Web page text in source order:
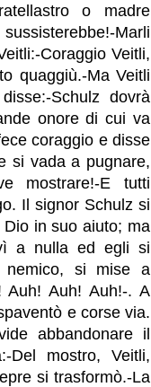
o madre
Marli
Coraggio Veitli,
quaggiù.-Ma Veitli
Schulz dovrà
onore di cui va
coraggio e disse
si vada a pugnare,
mostrare!-E tutti
Il signor Schulz si
in suo aiuto; ma
a nulla ed egli si
nemico, si mise a
Auh! Auh! Auh!-. A
e corse via.
abbandonare il
Del mostro, Veitli,
si trasformò.-La